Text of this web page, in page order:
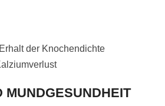
der Knochendichte
MUNDGESUNDHEIT